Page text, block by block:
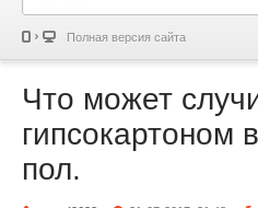
Полная версия сайта
Что может
гипсокартоном
пол.